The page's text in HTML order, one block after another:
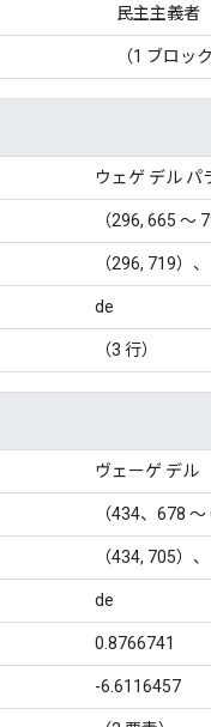
民主主義者
（1 ブロック
ウェゲ デル パ
（296, 665 ～
（296, 719）
de
（3 行）
ヴェーゲ デル
（434、678 ～
（434, 705）
de
0.8766741
-6.6116457